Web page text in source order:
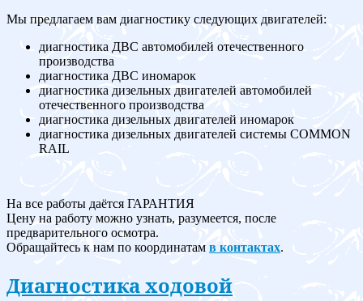
Мы предлагаем вам диагностику следующих двигателей:
диагностика ДВС автомобилей отечественного
производства
диагностика ДВС иномарок
диагностика дизельных двигателей автомобилей
отечественного производства
диагностика дизельных двигателей иномарок
диагностика дизельных двигателей системы COMMON
RAIL
На все работы даётся ГАРАНТИЯ
Цену на работу можно узнать, разумеется, после
предварительного осмотра.
Обращайтесь к нам по координатам в контактах.
Диагностика ходовой